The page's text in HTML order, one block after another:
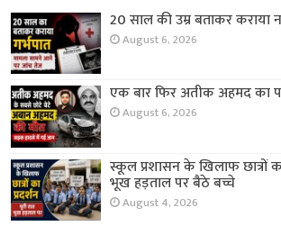
20 साल की उम्र बताकर कराया
August 6, 2026
एक बार फिर अतीक अहमद का
August 6, 2026
स्कूल प्रशासन के खिलाफ छात्रों
भूख हड़ताल पर बैठे बच्चे
August 4, 2026